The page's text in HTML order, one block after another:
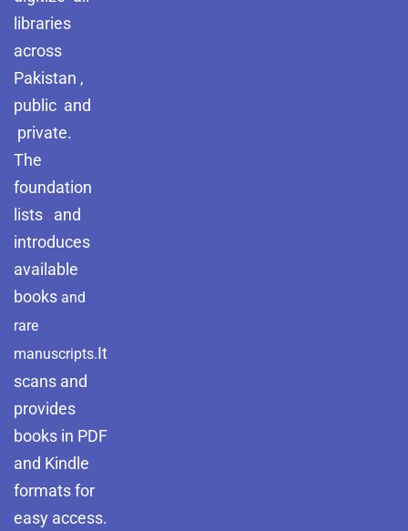
libraries
across
Pakistan ,
public and
private.
The
foundation
lists and
introduces
available
books and
rare
manuscripts.It
scans and
provides
books in PDF
and Kindle
formats for
easy access.